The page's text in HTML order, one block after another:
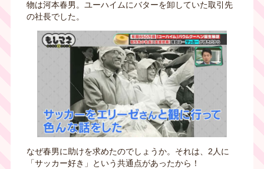
物は河本春男。ユーハイムにバターを卸していた取引先
の社長でした。
なぜ春男に助けを求めたのでしょうか。それは、2人に
「サッカー好き」という共通点があったから！